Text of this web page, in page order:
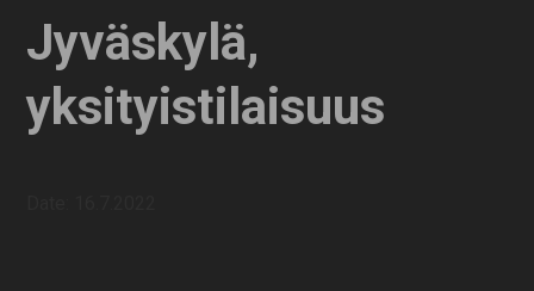
Jyväskylä,
yksityistilaisuus